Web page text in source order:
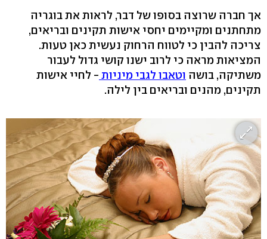
אך חברה שרוצה בסופו של דבר, לראות את בוגריה
מתחתנים ומקיימים יחסי אישות תקינים ובריאים,
צריכה להבין כי לטווח הרחוק נעשית כאן טעות.
המציאות מראה כי לרוב ישנו קושי גדול לעבור
משתיקה, בושה וטאבו לגבי מיניות - לחיי אישות
תקינים, מהנים ובריאים בין לילה.